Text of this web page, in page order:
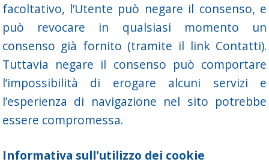
facoltativo, l’Utente può negare il consenso, e
può revocare in qualsiasi momento un
consenso già fornito (tramite il link Contatti).
Tuttavia negare il consenso può comportare
l’impossibilità di erogare alcuni servizi e
l’esperienza di navigazione nel sito potrebbe
essere compromessa.
Informativa sull'utilizzo dei cookie